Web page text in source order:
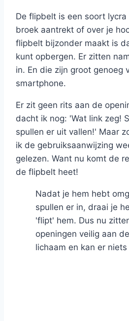
De flipbelt is een soort
broek aantrekt of over je
flipbelt bijzonder maakt is
kunt opbergen. Er zitten
in. En die zijn groot genoeg
smartphone.
Er zit geen rits aan de
dacht ik nog: 'Wat link zeg!
spullen er uit vallen!' Maar
ik de gebruiksaanwijzing
gelezen. Want nu komt de
de flipbelt heet!
Nadat je hem hebt
spullen er in, draai je
'flipt' hem. Dus nu
openingen veilig aan
lichaam en kan er